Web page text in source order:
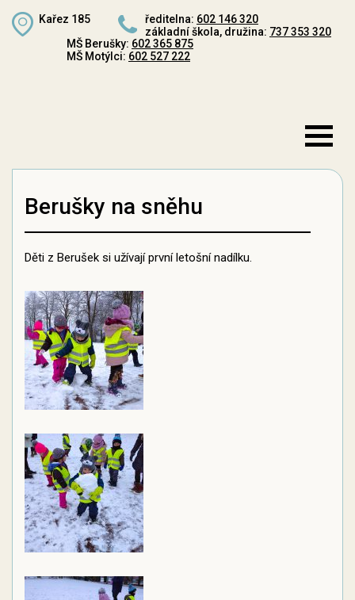
Kařez 185 ředitelna: 602 146 320
základní škola, družina: 737 353 320
MŠ Berušky: 602 365 875
MŠ Motýlci: 602 527 222
Berušky na sněhu
Děti z Berušek si užívají první letošní nadílku.